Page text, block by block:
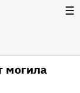
☰
могила